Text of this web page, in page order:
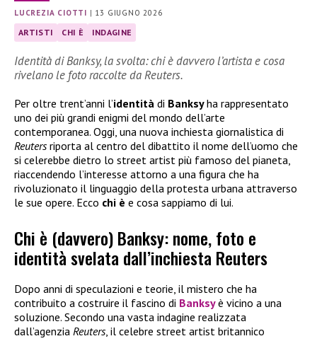
LUCREZIA CIOTTI | 13 GIUGNO 2026
ARTISTI CHI È INDAGINE
Identità di Banksy, la svolta: chi è davvero l’artista e cosa
rivelano le foto raccolte da Reuters.
Per oltre trent’anni l’identità di Banksyha rappresentato
uno dei più grandi enigmi del mondo dell’arte
contemporanea. Oggi, una nuova inchiesta giornalistica di
Reutersriporta al centro del dibattito il nome dell’uomo che
si celerebbe dietro lo street artist più famoso del pianeta,
riaccendendo l’interesse attorno a una figura che ha
rivoluzionato il linguaggio della protesta urbana attraverso
le sue opere. Ecco chi è e cosa sappiamo di lui.
Chi è (davvero) Banksy: nome, foto e
identità svelata dall’inchiesta Reuters
Dopo anni di speculazioni e teorie, il mistero che ha
contribuito a costruire il fascino di Banksyè vicino a una
soluzione. Secondo una vasta indagine realizzata
dall’agenzia Reuters, il celebre street artist britannico